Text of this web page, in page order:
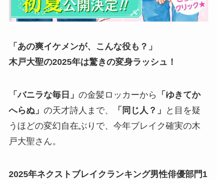
「あの爽イケメンが、こんな役も？」
木戸大聖の2025年は驚きの変身ラッシュ！
「バニラな毎日」 の金髪ロッカーから
「ゆきてか
へらぬ」 の天才詩人まで、 「同じ人？」
と目を疑
うほどの変幻自在ぶりで、今年ブレイク確実の木
戸大聖さん。
2025年ネクストブレイクランキング男性俳優部門1